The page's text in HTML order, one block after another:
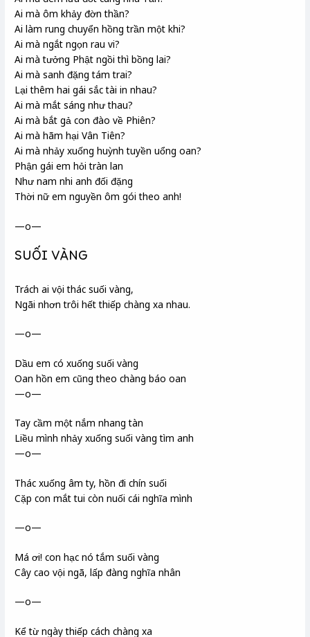
Ai mà ôm khảy đờn thần?
Ai làm rung chuyển hồng trần một khi?
Ai mà ngắt ngọn rau vi?
Ai mà tưởng Phật ngồi thì bồng lai?
Ai mà sanh đặng tám trai?
Lại thêm hai gái sắc tài in nhau?
Ai mà mắt sáng như thau?
Ai mà bắt gả con đào về Phiên?
Ai mà hãm hại Vân Tiên?
Ai mà nhảy xuống huỳnh tuyền uổng oan?
Phận gái em hỏi tràn lan
Như nam nhi anh đối đặng
Thời nữ em nguyền ôm gói theo anh!
—o—
SUỐI VÀNG
Trách ai vội thác suối vàng,
Ngãi nhơn trôi hết thiếp chàng xa nhau.
—o—
Dầu em có xuống suối vàng
Oan hồn em cũng theo chàng báo oan
—o—
Tay cầm một nắm nhang tàn
Liều mình nhảy xuống suối vàng tìm anh
—o—
Thác xuống âm ty, hồn đi chín suối
Cặp con mắt tui còn nuối cái nghĩa mình
—o—
Má ơi! con hạc nó tắm suối vàng
Cây cao vội ngã, lấp đàng nghĩa nhân
—o—
Kể từ ngày thiếp cách chàng xa